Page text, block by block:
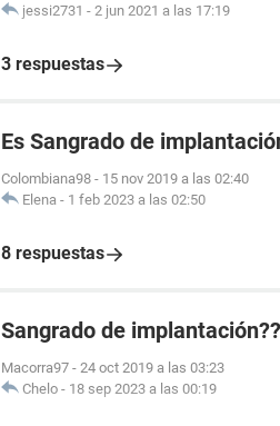
jessi2731 - 2 jun 2021 a las 17:19
3 respuestas
Es Sangrado de
Colombiana98 - 15 nov 2019 a las 02:40
Elena - 1 feb 2023 a las 02:50
8 respuestas
Sangrado de
Macorra97 - 24 oct 2019 a las 03:23
Chelo - 18 sep 2023 a las 00:19